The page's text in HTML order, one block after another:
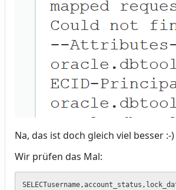
Na, das ist doch gleich viel besser
Wir prüfen das Mal: